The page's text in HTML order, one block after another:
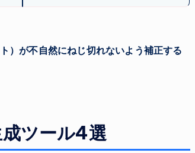
）が不自然にねじ切れないよう補正する
ツール4選